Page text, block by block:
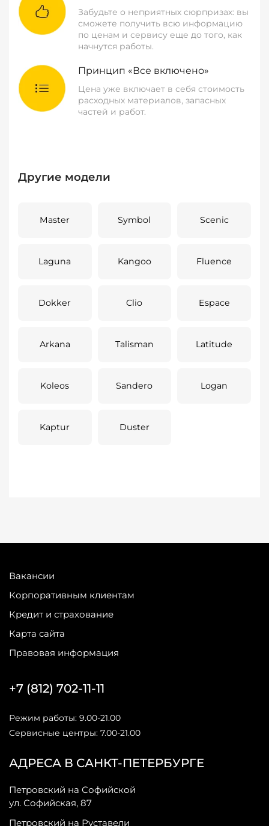
Забудьте о неприятных сюрпризах: вы
сможете получить всю информацию
по ценам и сервису еще до того, как
начнутся работы.
Принцип «Все включено»
Цена уже включает в себя стоимость
расходных материалов, запасных
частей и работ.
Другие модели
Master Symbol Scenic
Laguna Kangoo Fluence
Dokker Clio Espace
Arkana Talisman Latitude
Koleos Sandero Logan
Kaptur Duster
Вакансии
Корпоративным клиентам
Кредит и страхование
Карта сайта
Правовая информация
АДРЕСА В САНКТ-ПЕТЕРБУРГЕ
Петровский на Софийской
ул. Софийская, 87
Петровский на Руставели
+7 (812) 702-11-11
Режим работы: 9.00-21.00
Сервисные центры: 7.00-21.00